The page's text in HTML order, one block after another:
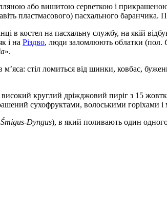
або вишитою серветкою і
пластмасового) пасхального
костел на пасхальну службу, на якій
і на Різдво, люди заломлюють облатки (пол.
».
м’яса: стіл ломиться від шинки, ковбас,
круглий дріжджовий пиріг з 15
сухофруктами, волоськими горіхами
Śmigus-Dyngus), в який поливають один